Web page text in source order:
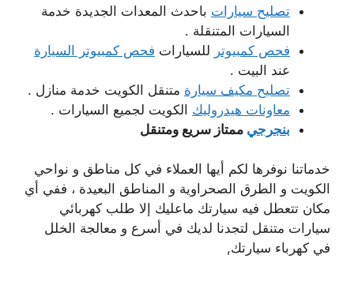
تصليح سيارات باحدث المعدات الجديدة خدمة
السيارات المتنقلة .
فحص كمبيوتر للسيارات فحص كمبيوتر السيارة
عند البيت .
تصليح مكيف سيارة متنقل الكويت خدمة منازل .
معاونات هيدروليك الكويت لجميع السيارات .
بنجرجي ممتاز سريع ومتنقل
خدماتنا نوفرها لكم أيها العملاء في كل مناطق و نواحي
الكويت و الطرق الصحراوية و المناطق البعيدة ، ففي أي
مكان تتعطل فيه سيارتك ماعليك إلا طلب كهربائي
سيارات متنقل لتجدنا لديك في أسرع و معالجة الخلل
في كهرباء سيارتك,